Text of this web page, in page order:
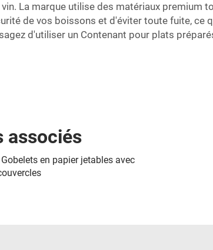
La marque utilise des matériaux
de vos boissons et d'éviter toute fuite,
d'utiliser un Contenant pour plats
associés
Gobelets en papier jetables avec